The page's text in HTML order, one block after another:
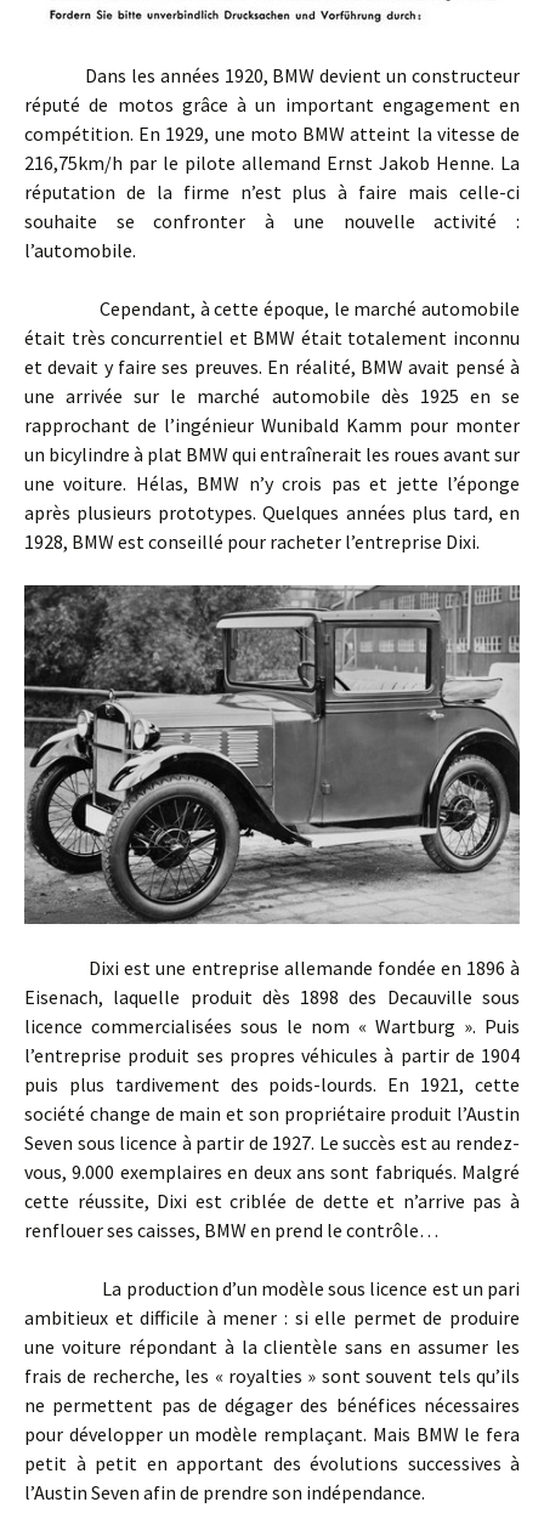
Dans les années 1920, BMW devient un constructeur
réputé de motos grâce à un important engagement en
compétition. En 1929, une moto BMW atteint la vitesse de
216,75km/h par le pilote allemand Ernst Jakob Henne. La
réputation de la firme n’est plus à faire mais celle-ci
souhaite se confronter à une nouvelle activité :
l’automobile.
Cependant, à cette époque, le marché automobile
était très concurrentiel et BMW était totalement inconnu
et devait y faire ses preuves. En réalité, BMW avait pensé à
une arrivée sur le marché automobile dès 1925 en se
rapprochant de l’ingénieur Wunibald Kamm pour monter
un bicylindre à plat BMW qui entraînerait les roues avant sur
une voiture. Hélas, BMW n’y crois pas et jette l’éponge
après plusieurs prototypes. Quelques années plus tard, en
1928, BMW est conseillé pour racheter l’entreprise Dixi.
Dixi est une entreprise allemande fondée en 1896 à
Eisenach, laquelle produit dès 1898 des Decauville sous
licence commercialisées sous le nom « Wartburg ». Puis
l’entreprise produit ses propres véhicules à partir de 1904
puis plus tardivement des poids-lourds. En 1921, cette
société change de main et son propriétaire produit l’Austin
Seven sous licence à partir de 1927. Le succès est au rendez-
vous, 9.000 exemplaires en deux ans sont fabriqués. Malgré
cette réussite, Dixi est criblée de dette et n’arrive pas à
renflouer ses caisses, BMW en prend le contrôle…
La production d’un modèle sous licence est un pari
ambitieux et difficile à mener : si elle permet de produire
une voiture répondant à la clientèle sans en assumer les
frais de recherche, les « royalties » sont souvent tels qu’ils
ne permettent pas de dégager des bénéfices nécessaires
pour développer un modèle remplaçant. Mais BMW le fera
petit à petit en apportant des évolutions successives à
l’Austin Seven afin de prendre son indépendance.